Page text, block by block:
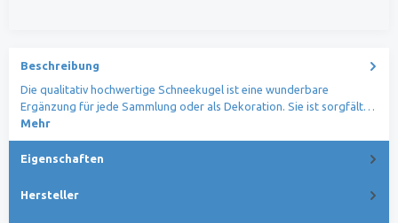
Beschreibung
Die qualitativ hochwertige Schneekugel ist eine wunderbare
Ergänzung für jede Sammlung oder als Dekoration. Sie ist sorgfält…
Mehr
Eigenschaften
Hersteller